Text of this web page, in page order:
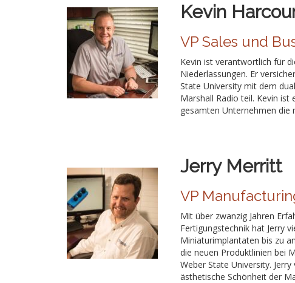
Kevin
VP Sales und
Kevin ist verantwortlich für
Niederlassungen. Er
State University mit dem
Marshall Radio teil. Kevin
gesamten Unternehmen die
Jerry Merritt
VP
Mit über zwanzig Jahren
Fertigungstechnik hat Jerry
Miniaturimplantaten bis zu
die neuen Produktlinien bei
Weber State University.
ästhetische Schönheit der